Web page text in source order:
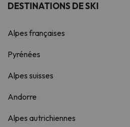
DESTINATIONS DE SKI
Alpes françaises
Pyrénées
Alpes suisses
Andorre
Alpes autrichiennes